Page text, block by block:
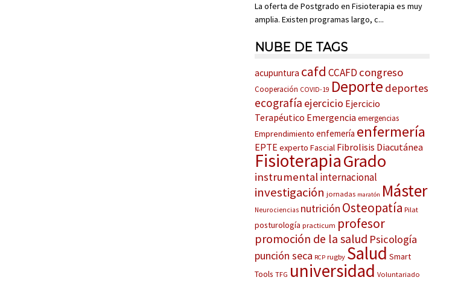
La oferta de Postgrado en Fisioterapia es muy
amplia. Existen programas largo, c...
NUBE DE TAGS
acupuntura cafd CCAFDcongreso
Cooperación COVID-19 Deporte deportes
ecografía ejercicio Ejercicio
Terapéutico Emergenciaemergencias
Emprendimiento enfemería enfermería
EPTE experto Fascial Fibrolisis Diacutánea
FisioterapiaGrado
instrumentalinternacional
investigación jornadas maratón Máster
Neurociencias nutrición Osteopatía Pilat
posturología practicum profesor
promoción de la salud Psicología
punción seca RCP rugby Salud Smart
Tools TFG universidad Voluntariado